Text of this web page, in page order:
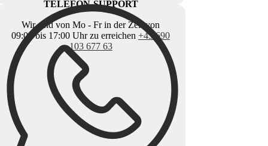
TELEFON-SUPPORT
Wir sind von Mo - Fr in der Zeit von
09:00 bis 17:00 Uhr zu erreichen +43 690
103 677 63